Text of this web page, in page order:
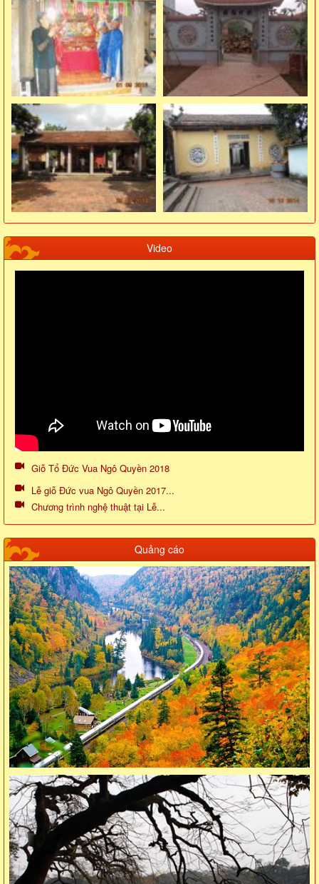
Video
Giỗ Tổ Đức Vua Ngô Quyền 2018
Lễ giỗ Đức vua Ngô Quyền 2017...
Chương trình nghệ thuật tại Lễ...
Quảng cáo